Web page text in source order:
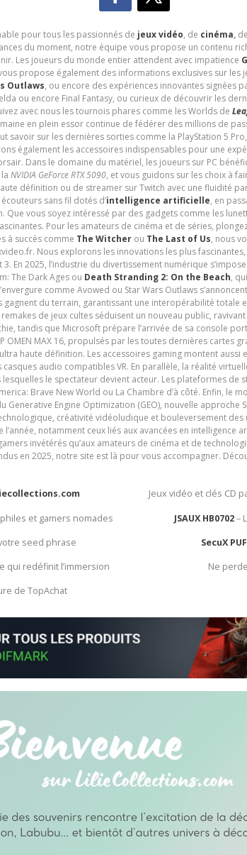
pour tous les passionnés de jeux vidéo, de cinéma,de
du moment, notre équipe vous propose un contenu
Les joueurs du monde entier attendent avec impatience
propose également des informations exclusives sur
Outlaws, ou encore des expériences innovantes signées
ou encore Final Fantasy, ou curieux de découvrir les
avec nous les tournois phares comme les Worlds de
en plein essor continue de fédérer des millions de
savoir sur les dernières sorties comme la PlayStation 5
également les accessoires indispensables pour une
Dans le domaine du matériel, les joueurs sur PC
NVIDIA GeForce RTX 5090, et vous guidons sur les choix à
définition ou de streamer sur Twitch avec une fluidité
sans fil dotés d’intelligence artificielle, en
vous soyez intéressé par des gadgets comme les
Pour les amateurs de cinéma et de séries,
à succès comme The Witcherou The Last of Us, nous
Nous explorons les innovations les plus fascinantes,
En 2025, l’industrie du divertissement numérique
The Dark Ages ou Death Stranding 2: On the Beach,
comme Avowed ou Star Wars Outlaws
du terrain, garantissant une interopérabilité totale
de jeux cultes séduisent un nouveau public,
tandis que Microsoft prépare l’arrivée de sa console
MAX 16, propulsés par les toutes dernières cartes
haute définition. Les accessoires gaming montent
audio compatibles VR. En parallèle, la réalité
le spectateur devient acteur. Les plateformes
Brave New World ou La Chambre d’à côté. Enfin, le
Engine Optimization (GEO), nouvelle approche
créativité vidéoludique et bouleversement
notamment ceux liés aux avancées en intelligence
invétérés qu’aux amateurs de cinéma et de
en 2025, notre site est là pour vous accompagner.
et gamers nomades
seed phrase
qui redéfinit l’immersion
de TopAchat
Jeux vidéo et clés CD
JSAUX HB0702–
SecuX
Ne